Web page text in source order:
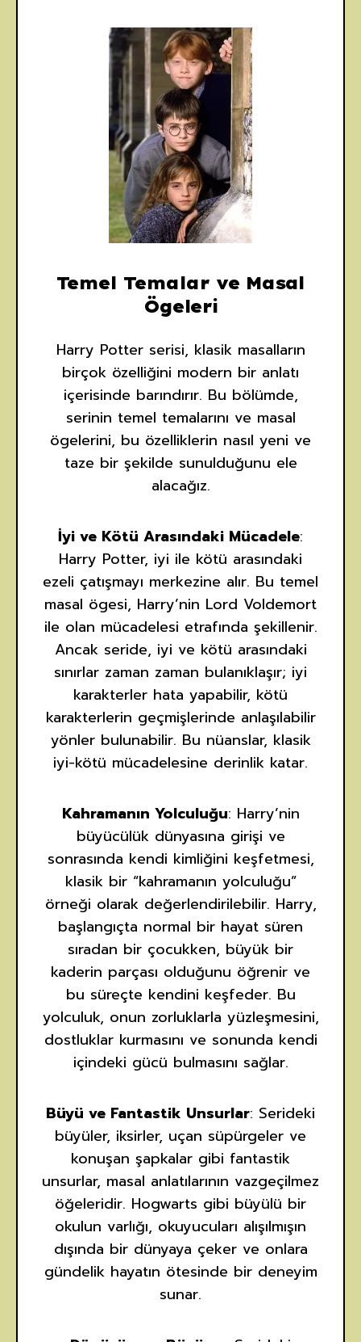
Temel Temalar ve Masal
Ögeleri
Harry Potter serisi, klasik masalların
birçok özelliğini modern bir anlatı
içerisinde barındırır. Bu bölümde,
serinin temel temalarını ve masal
ögelerini, bu özelliklerin nasıl yeni ve
taze bir şekilde sunulduğunu ele
alacağız.
İyi ve Kötü Arasındaki Mücadele:
Harry Potter, iyi ile kötü arasındaki
ezeli çatışmayı merkezine alır. Bu temel
masal ögesi, Harry’nin Lord Voldemort
ile olan mücadelesi etrafında şekillenir.
Ancak seride, iyi ve kötü arasındaki
sınırlar zaman zaman bulanıklaşır; iyi
karakterler hata yapabilir, kötü
karakterlerin geçmişlerinde anlaşılabilir
yönler bulunabilir. Bu nüanslar, klasik
iyi-kötü mücadelesine derinlik katar.
Kahramanın Yolculuğu: Harry’nin
büyücülük dünyasına girişi ve
sonrasında kendi kimliğini keşfetmesi,
klasik bir “kahramanın yolculuğu”
örneği olarak değerlendirilebilir. Harry,
başlangıçta normal bir hayat süren
sıradan bir çocukken, büyük bir
kaderin parçası olduğunu öğrenir ve
bu süreçte kendini keşfeder. Bu
yolculuk, onun zorluklarla yüzleşmesini,
dostluklar kurmasını ve sonunda kendi
içindeki gücü bulmasını sağlar.
Büyü ve Fantastik Unsurlar: Serideki
büyüler, iksirler, uçan süpürgeler ve
konuşan şapkalar gibi fantastik
unsurlar, masal anlatılarının vazgeçilmez
öğeleridir. Hogwarts gibi büyülü bir
okulun varlığı, okuyucuları alışılmışın
dışında bir dünyaya çeker ve onlara
gündelik hayatın ötesinde bir deneyim
sunar.